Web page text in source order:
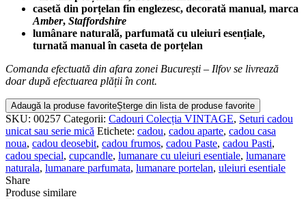
casetă din porțelan fin englezesc, decorată manual, marca
Amber, Staffordshire
lumânare naturală, parfumată cu uleiuri esențiale,
turnată manual în caseta de porțelan
Comanda efectuată din afara zonei București – Ilfov se livrează
doar după efectuarea plății în cont.
Adaugă la produse favoriteȘterge din lista de produse favorite
SKU: 00257 Categorii: Cadouri Colecția VINTAGE, Seturi cadou
unicat sau serie mică Etichete: cadou, cadou aparte, cadou casa
noua, cadou deosebit, cadou frumos, cadou Paste, cadou Pasti,
cadou special, cupcandle, lumanare cu uleiuri esentiale, lumanare
naturala, lumanare parfumata, lumanare portelan, uleiuri esentiale
Share
Produse similare